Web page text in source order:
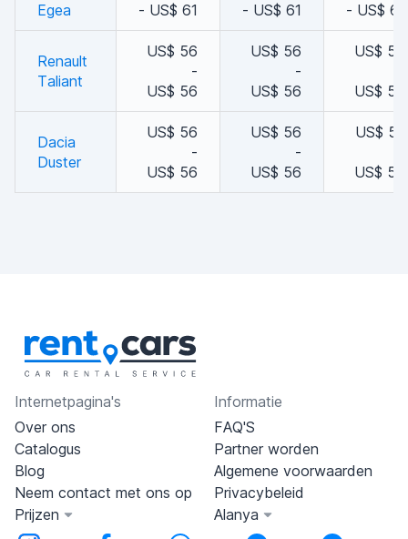
Egea
- US$ 61
- US$ 61
- US$ 61
Renault
Taliant
US$ 56
-
US$ 56
US$ 56
-
US$ 56
US$ 53
US$ 56
Dacia
Duster
US$ 56
-
US$ 56
US$ 56
-
US$ 56
US$ 52
US$ 56
Internetpagina's
Over ons
Catalogus
Blog
Neem contact met ons op
Prijzen
Informatie
FAQ'S
Partner worden
Algemene voorwaarden
Privacybeleid
Alanya